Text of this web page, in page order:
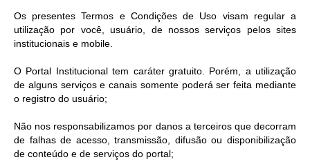
Os presentes Termos e Condições de Uso visam regular a
utilização por você, usuário, de nossos serviços pelos sites
institucionais e mobile.
O Portal Institucional tem caráter gratuito. Porém, a utilização
de alguns serviços e canais somente poderá ser feita mediante
o registro do usuário;
Não nos responsabilizamos por danos a terceiros que decorram
de falhas de acesso, transmissão, difusão ou disponibilização
de conteúdo e de serviços do portal;